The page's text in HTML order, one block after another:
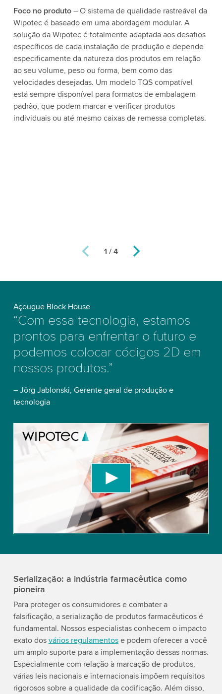
1 / 4
Foco no produto– O sistema de qualidade rastreável da
Wipotec é baseado em uma abordagem modular. A
solução da Wipotec é totalmente adaptada aos desafios
específicos de cada instalação de produção e depende
especificamente da natureza dos produtos em relação
ao seu volume, peso ou forma, bem como das
velocidades desejadas. Um modelo TQS compatível
está sempre disponível para formatos de embalagem
padrão, que podem marcar e verificar produtos
individuais ou até mesmo caixas de remessa completas.
Açougue Block House
“Com essa tecnologia, estamos
prontos para enfrentar o futuro e
podemos colocar códigos 2D em
nossos produtos.”
– Jörg Jablonski, Gerente geral de produção e
tecnologia
We need your consent to load the YouTube
We use a third party service to embed video
content that may collect data about your activity.
Please review the details and accept the service
to watch this video.
Accept More information
Serialização: a indústria farmacêutica como
pioneira
Para proteger os consumidores e combater a
falsificação, a serialização de produtos farmacêuticos é
fundamental. Nossos especialistas conhecem o impacto
exato dos vários regulamentose podem oferecer a você
um amplo suporte para a implementação dessas normas.
Especialmente com relação à marcação de produtos,
várias leis nacionais e internacionais impõem requisitos
rigorosos sobre a qualidade da codificação. Além disso,